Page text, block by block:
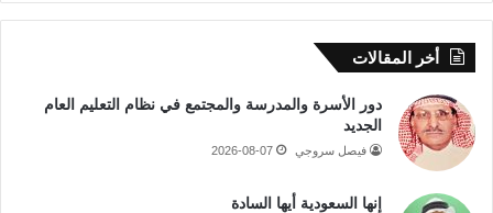
أخر المقالات
دور الأسرة والمدرسة والمجتمع في نظام التعليم العام
الجديد
فيصل سروجي 2026-08-07
إنها السعودية أيها السادة